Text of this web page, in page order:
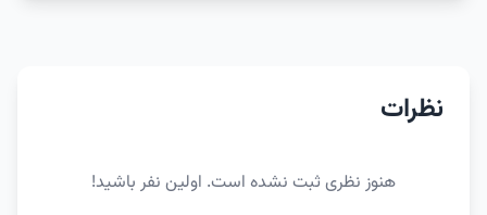
نظرات
هنوز نظری ثبت نشده است. اولین نفر باشید!